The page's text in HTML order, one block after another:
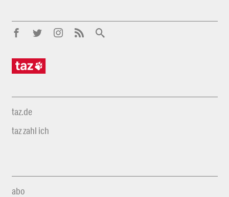
taz.de
taz zahl ich
abo